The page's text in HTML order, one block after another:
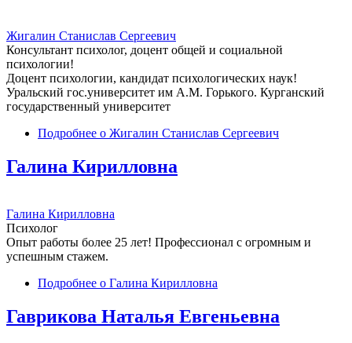
Жигалин Станислав Сергеевич
Консультант психолог, доцент общей и социальной
психологии!
Доцент психологии, кандидат психологических наук!
Уральский гос.университет им А.М. Горького. Курганский
государственный университет
Подробнее о Жигалин Станислав Сергеевич
Галина Кирилловна
Галина Кирилловна
Психолог
Опыт работы более 25 лет! Профессионал с огромным и
успешным стажем.
Подробнее о Галина Кирилловна
Гаврикова Наталья Евгеньевна